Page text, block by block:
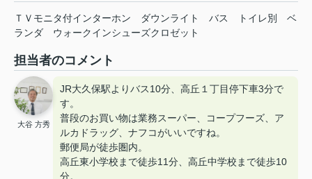
ＴＶモニタ付インターホン ダウンライト バス トイレ別
ベ
ランダ
ウォークインシューズクロゼット
担当者のコメント
大谷 方秀
JR大久保駅よりバス10分、高丘１丁目停下車3分で
す。
普段のお買い物は業務スーパー、コープフーズ、ア
ルカドラッグ、ナフコがいいですね。
郵便局が徒歩圏内。
高丘東小学校まで徒歩11分、高丘中学校まで徒歩10
分。